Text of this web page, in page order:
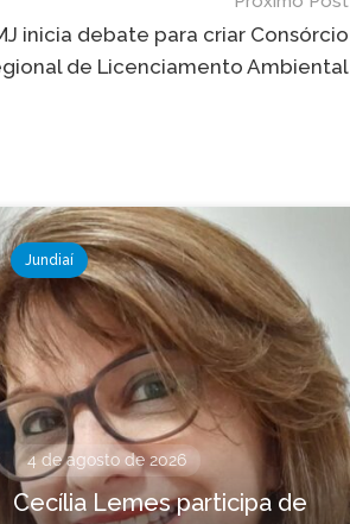
inicia debate para criar Consórcio
de Licenciamento Ambiental
Jundiaí
4 de agosto de 2026
Cecília Lemes participa de